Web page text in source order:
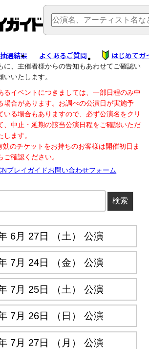
選結果 よくあるご質問 はじめてガ
・延期等のご案内は、以下公演日リンクから
に、主催者様からの告知もあわせてご確認い
いたします。
イベントにつきましては、一部日程のみ中
場合があります。お調べの公演日が実施予
いる場合もありますので、必ず公演名をクリ
、中止・延期の該当公演日程をご確認いただ
ます。
のチケットをお持ちのお客様は開催初日ま
確認ください。
プレイガイドお問い合わせフォーム
6月 27日 （土） 公演
7月 24日 （金） 公演
7月 25日 （土） 公演
7月 26日 （日） 公演
7月 27日 （月） 公演